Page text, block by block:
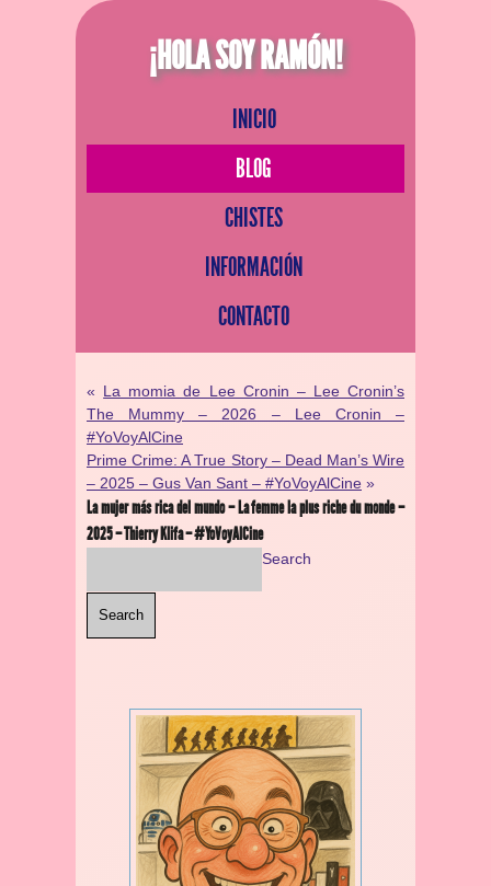
¡HOLA SOY RAMÓN!
INICIO
BLOG
CHISTES
INFORMACIÓN
CONTACTO
« La momia de Lee Cronin – Lee Cronin’s
The Mummy – 2026 – Lee Cronin –
#YoVoyAlCine
Prime Crime: A True Story – Dead Man’s Wire
– 2025 – Gus Van Sant – #YoVoyAlCine »
La mujer más rica del mundo – La femme la plus riche du monde –
2025 – Thierry Klifa – #YoVoyAlCine
Search
Search